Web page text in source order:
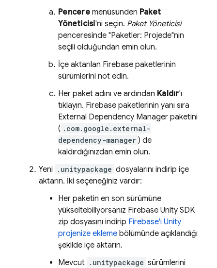
Penceremenüsünden Paket
Yöneticisi'ni seçin. Paket Yöneticisi
penceresinde "Paketler: Projede"nin
seçili olduğundan emin olun.
İçe aktarılan Firebase paketlerinin
sürümlerini not edin.
Her paket adını ve ardından Kaldır'ı
tıklayın. Firebase paketlerinin yanı sıra
External Dependency Manager paketini
( .com.google.external-
dependency-manager ) de
kaldırdığınızdan emin olun.
Yeni
.unitypackage dosyalarını indirip içe
aktarın. İki seçeneğiniz vardır:
Her paketin en son sürümüne
yükseltebiliyorsanız Firebase Unity SDK
zip dosyasını indirip Firebase'i Unity
projenize ekleme bölümünde açıklandığı
şekilde içe aktarın.
Mevcut .unitypackage sürümlerini